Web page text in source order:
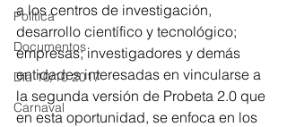
Política
Documentos
Día 10/10 2017
Carnaval
a los centros de investigación,
desarrollo científico y tecnológico;
empresas; investigadores y demás
entidades interesadas en vincularse a
la segunda versión de Probeta 2.0 que
en esta oportunidad, se enfoca en los